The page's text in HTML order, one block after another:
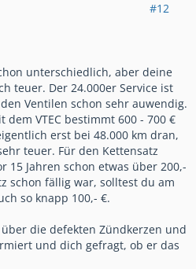
#12
unterschiedlich, aber deine
teuer. Der 24.000er Service ist
Ventilen schon sehr auwendig.
dem VTEC bestimmt 600 - 700 €
erst bei 48.000 km dran,
teuer. Für den Kettensatz
15 Jahren schon etwas über 200,-
schon fällig war, solltest du am
so knapp 100,- €.
die defekten Zündkerzen und
und dich gefragt, ob er das